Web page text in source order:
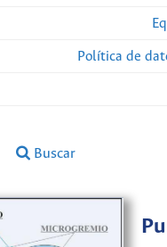
Política de
Buscar